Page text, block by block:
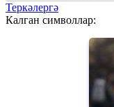
Теркәлергә
Калган символлар: